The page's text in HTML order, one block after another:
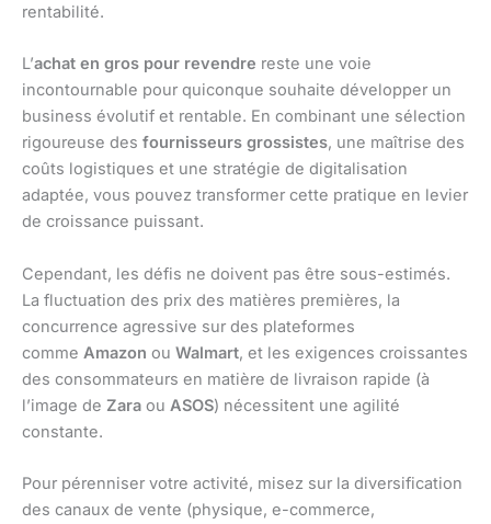
rentabilité.
L’achat en gros pour revendre reste une voie
incontournable pour quiconque souhaite développer un
business évolutif et rentable. En combinant une sélection
rigoureuse des fournisseurs grossistes, une maîtrise des
coûts logistiques et une stratégie de digitalisation
adaptée, vous pouvez transformer cette pratique en levier
de croissance puissant.
Cependant, les défis ne doivent pas être sous-estimés.
La fluctuation des prix des matières premières, la
concurrence agressive sur des plateformes
comme Amazon ou Walmart, et les exigences croissantes
des consommateurs en matière de livraison rapide (à
l’image de Zara ou ASOS) nécessitent une agilité
constante.
Pour pérenniser votre activité, misez sur la diversification
des canaux de vente (physique, e-commerce,